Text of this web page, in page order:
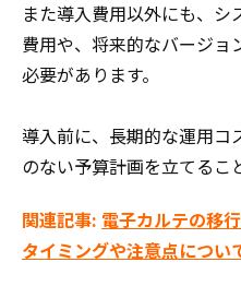
また導入費用以外にも、
費用や、将来的なバージョ
必要があります。
導入前に、長期的な運用コ
のない予算計画を立てるこ
関連記事: 電子カルテの移
タイミングや注意点につい